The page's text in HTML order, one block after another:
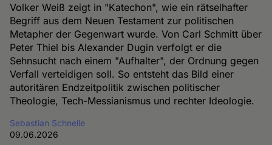
Volker Weiß zeigt in "Katechon", wie ein rätselhafter
Begriff aus dem Neuen Testament zur politischen
Metapher der Gegenwart wurde. Von Carl Schmitt über
Peter Thiel bis Alexander Dugin verfolgt er die
Sehnsucht nach einem "Aufhalter", der Ordnung gegen
Verfall verteidigen soll. So entsteht das Bild einer
autoritären Endzeitpolitik zwischen politischer
Theologie, Tech-Messianismus und rechter Ideologie.
Sebastian Schnelle
09.06.2026